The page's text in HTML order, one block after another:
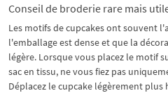
Conseil de broderie rare mais
Les motifs de cupcakes ont souvent
l'emballage est dense et que la
légère. Lorsque vous placez le motif
sac en tissu, ne vous fiez pas
Déplacez le cupcake légèrement